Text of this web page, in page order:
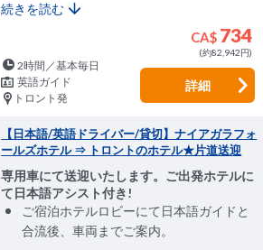
続きを読む
CA$ 734
(約82,942円)
2時間／基本毎日
英語ガイド
トロント発
詳細
【日本語/英語ドライバー/貸切】ナイアガラフォ
ールズホテル ⇒ トロントのホテル★片道送迎
専用車にて送迎いたします。ご出発ホテルに
て日本語アシスト付き!
ご宿泊ホテルロビーにて日本語ガイドと
合流後、車両までご案内。